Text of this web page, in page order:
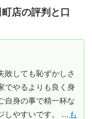
店の評判と口
敗しても恥ずかしさ
でやるよりも良く身
自身の事で精一杯な
しやすいです。 … も